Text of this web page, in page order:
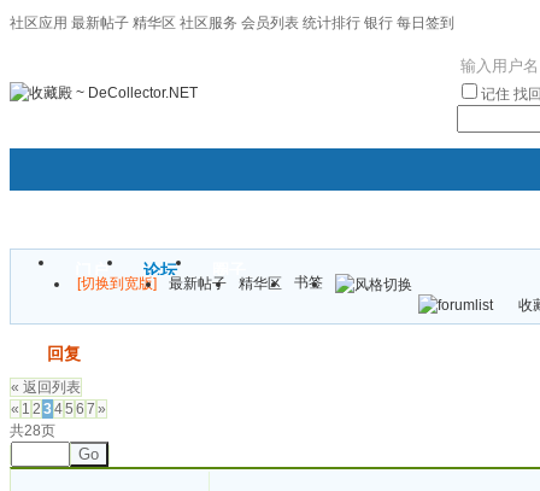
社区应用 最新帖子 精华区 社区服务 会员列表 统计排行 银行 每日签到
记住 找
门户 论坛
[切换到宽版] 最新帖子 精华区
书签
收
回复
« 返回列表
« 1 2 345 6 7 »
共28页
Go